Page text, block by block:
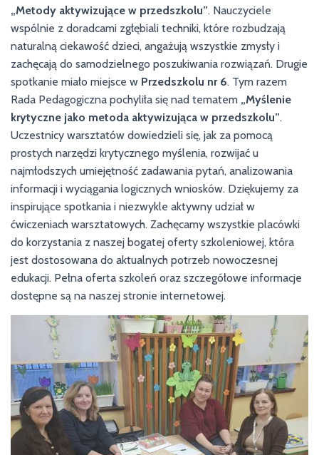
„Metody aktywizujące w przedszkolu”. Nauczyciele
wspólnie z doradcami zgłębiali techniki, które rozbudzają
naturalną ciekawość dzieci, angażują wszystkie zmysły i
zachęcają do samodzielnego poszukiwania rozwiązań. Drugie
spotkanie miało miejsce w Przedszkolu nr 6. Tym razem
Rada Pedagogiczna pochyliła się nad tematem „Myślenie
krytyczne jako metoda aktywizująca w przedszkolu”.
Uczestnicy warsztatów dowiedzieli się, jak za pomocą
prostych narzędzi krytycznego myślenia, rozwijać u
najmłodszych umiejętność zadawania pytań, analizowania
informacji i wyciągania logicznych wniosków. Dziękujemy za
inspirujące spotkania i niezwykle aktywny udział w
ćwiczeniach warsztatowych. Zachęcamy wszystkie placówki
do korzystania z naszej bogatej oferty szkoleniowej, która
jest dostosowana do aktualnych potrzeb nowoczesnej
edukacji. Pełna oferta szkoleń oraz szczegółowe informacje
dostępne są na naszej stronie internetowej.